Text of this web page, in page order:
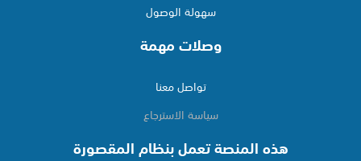
سهولة الوصول
وصلات مهمة
تواصل معنا
سياسة الاسترجاع
هذه المنصة تعمل بنظام المقصورة